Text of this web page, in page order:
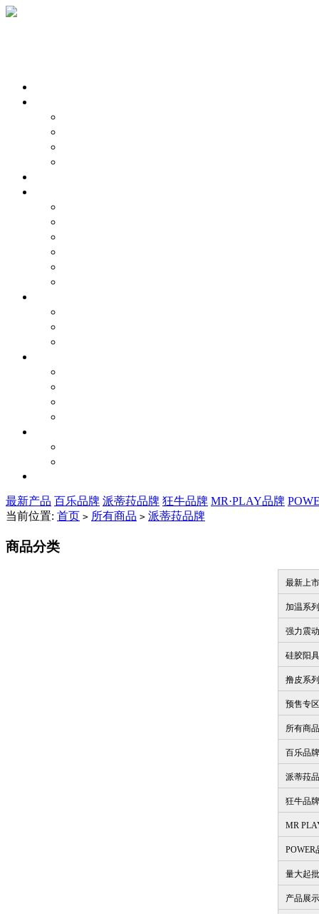
最新产品 百乐品牌 派蒂菈品牌 狂牛品牌 MR·PLAY品牌
当前位置: 首页 > 所有商品 > 派蒂菈品牌
商品分类
最新上市
加温系列
强力震动
硅胶阳具
撸皮系列
预售专区
所有商品
百乐品牌
派蒂菈
狂牛品牌
MR
POWER
量大起批
产品展